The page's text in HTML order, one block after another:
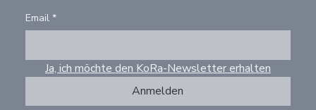
Email *
Ja, ich möchte den KoRa-Newsletter erhalten
Anmelden